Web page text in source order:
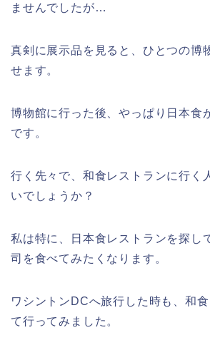
ませんでしたが…
真剣に展示品を見ると、ひとつの博
せます。
博物館に行った後、やっぱり日本食
です。
行く先々で、和食レストランに行く
いでしょうか？
私は特に、日本食レストランを探し
司を食べてみたくなります。
ワシントンDCへ旅行した時も、和
て行ってみました。